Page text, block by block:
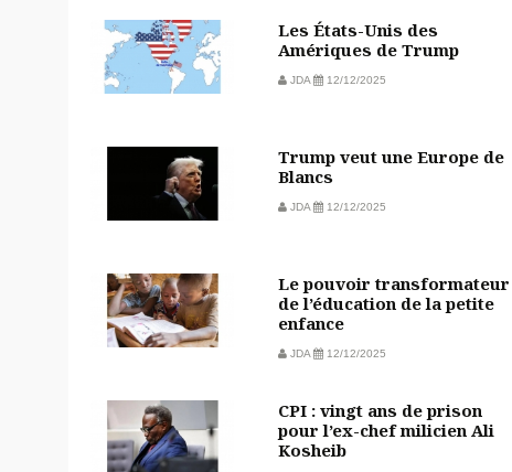
Les États-Unis des
Amériques de Trump
JDA 12/12/2025
Trump veut une Europe de
Blancs
JDA 12/12/2025
Le pouvoir transformateur
de l’éducation de la petite
enfance
JDA 12/12/2025
CPI : vingt ans de prison
pour l’ex-chef milicien Ali
Kosheib